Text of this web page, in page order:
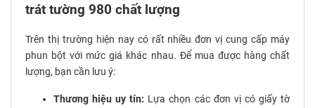
trát tường 980 chất lượng
Trên thị trường hiện nay có rất nhiều đơn vị cung cấp máy
phun bột với mức giá khác nhau. Để mua được hàng chất
lượng, bạn cần lưu ý:
Thương hiệu uy tín: Lựa chọn các đơn vị có giấy tờ